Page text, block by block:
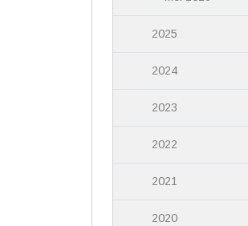
2025
2024
2023
2022
2021
2020